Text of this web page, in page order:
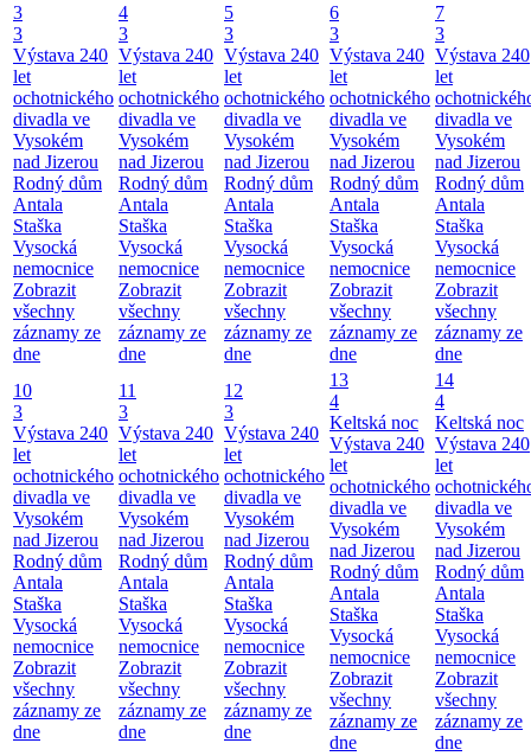
3
3
Výstava 240
let
ochotnického
divadla ve
Vysokém
nad Jizerou
Rodný dům
Antala
Staška
Vysocká
nemocnice
Zobrazit
všechny
záznamy ze
dne
4
3
Výstava 240
let
ochotnického
divadla ve
Vysokém
nad Jizerou
Rodný dům
Antala
Staška
Vysocká
nemocnice
Zobrazit
všechny
záznamy ze
dne
5
3
Výstava 240
let
ochotnického
divadla ve
Vysokém
nad Jizerou
Rodný dům
Antala
Staška
Vysocká
nemocnice
Zobrazit
všechny
záznamy ze
dne
6
3
Výstava 240
let
ochotnického
divadla ve
Vysokém
nad Jizerou
Rodný dům
Antala
Staška
Vysocká
nemocnice
Zobrazit
všechny
záznamy ze
dne
7
3
Výstava 240
let
divadla ve
Vysokém
nad Jizerou
Rodný dům
Antala
Staška
Vysocká
nemocnice
Zobrazit
všechny
záznamy ze
dne
10
3
Výstava 240
let
ochotnického
divadla ve
Vysokém
nad Jizerou
Rodný dům
Antala
Staška
Vysocká
nemocnice
Zobrazit
všechny
záznamy ze
dne
11
3
Výstava 240
let
ochotnického
divadla ve
Vysokém
nad Jizerou
Rodný dům
Antala
Staška
Vysocká
nemocnice
Zobrazit
všechny
záznamy ze
dne
12
3
Výstava 240
let
ochotnického
divadla ve
Vysokém
nad Jizerou
Rodný dům
Antala
Staška
Vysocká
nemocnice
Zobrazit
všechny
záznamy ze
dne
13
4
Keltská noc
Výstava 240
let
ochotnického
divadla ve
Vysokém
nad Jizerou
Rodný dům
Antala
Staška
Vysocká
nemocnice
Zobrazit
všechny
záznamy ze
dne
14
4
Keltská noc
Výstava 240
let
divadla ve
Vysokém
nad Jizerou
Rodný dům
Antala
Staška
Vysocká
nemocnice
Zobrazit
všechny
záznamy ze
dne